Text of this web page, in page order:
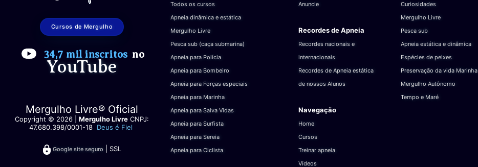
Cursos de Mergulho
34,7 mil inscritos no
YouTube
Mergulho Livre® Oficial
Copyright © 2026 |Mergulho Livre CNPJ:
47.680.398/0001-18 Deus é Fiel
Google site seguro | SSL
Todos os cursos
Apneia dinâmica e estática
Mergulho Livre
Pesca sub (caça submarina)
Apneia para Polícia
Apneia para Bombeiro
Apneia para Forças especiais
Apneia para Marinha
Apneia para Salva Vidas
Apneia para Surfista
Apneia para Sereia
Apneia para Ciclista
Anuncie
Recordes de Apneia
Recordes nacionais e
internacionais
Recordes de Apneia estática
de nossos Alunos
Navegação
Home
Cursos
Treinar apneia
Vídeos
Curiosidades
Mergulho Livre
Pesca sub
Apneia estática e dinâmica
Espécies de peixes
Preservação da vida Marinha
Mergulho Autônomo
Tempo e Maré